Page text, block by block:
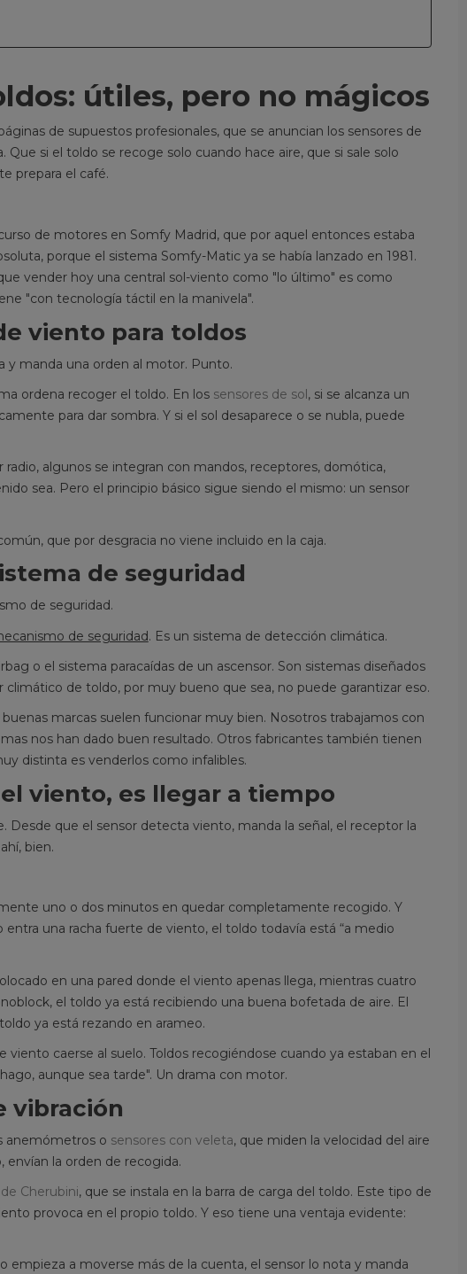
Leer más
qué pasa con los...
ESTROPEARLA?
1107 visitas
un toldo sin dañarla: qué manchas
remedio, por...
Leer más
ESCALERA: CUANDO
ARREGLO YA EXIGE
CUIDADO
En este nivel de dificultad
Leer más
y
PUEDES CAMBIAR TÚ MISMO
SIN COMPLICARTE
¿Te preguntas si puedes arreglar el
toldo tú mismo? En este primer
artículo empezamos por lo fácil:
GARANTÍA DE LA
TOLDO: LO QUE
373 visitas
Garantía de la lona para
cubre realmente, qué no
útiles, pero no mágicos
de supuestos profesionales, que se anuncian los sensores de
si el toldo se recoge solo cuando hace aire, que si sale solo
prepara el café.
de motores en Somfy Madrid, que por aquel entonces estaba
porque el sistema Somfy-Matic ya se había lanzado en 1981.
vender hoy una central sol-viento como "lo último" es como
"con tecnología táctil en la manivela".
viento para toldos
manda una orden al motor. Punto.
ordena recoger el toldo. En los sensores de sol, si se alcanza un
para dar sombra. Y si el sol desaparece o se nubla, puede
algunos se integran con mandos, receptores, domótica,
sea. Pero el principio básico sigue siendo el mismo: un sensor
que por desgracia no viene incluido en la caja.
de seguridad
de seguridad.
de seguridad. Es un sistema de detección climática.
o el sistema paracaídas de un ascensor. Son sistemas diseñados
de toldo, por muy bueno que sea, no puede garantizar eso.
marcas suelen funcionar muy bien. Nosotros trabajamos con
nos han dado buen resultado. Otros fabricantes también tienen
distinta es venderlos como infalibles.
viento, es llegar a tiempo
que el sensor detecta viento, manda la señal, el receptor la
bien.
uno o dos minutos en quedar completamente recogido. Y
una racha fuerte de viento, el toldo todavía está “a medio
en una pared donde el viento apenas llega, mientras cuatro
el toldo ya está recibiendo una buena bofetada de aire. El
ya está rezando en arameo.
viento caerse al suelo. Toldos recogiéndose cuando ya estaban en el
aunque sea tarde". Un drama con motor.
vibración
anemómetros o sensores con veleta, que miden la velocidad del aire
envían la orden de recogida.
Cherubini, que se instala en la barra de carga del toldo. Este tipo de
provoca en el propio toldo. Y eso tiene una ventaja evidente:
empieza a moverse más de la cuenta, el sensor lo nota y manda